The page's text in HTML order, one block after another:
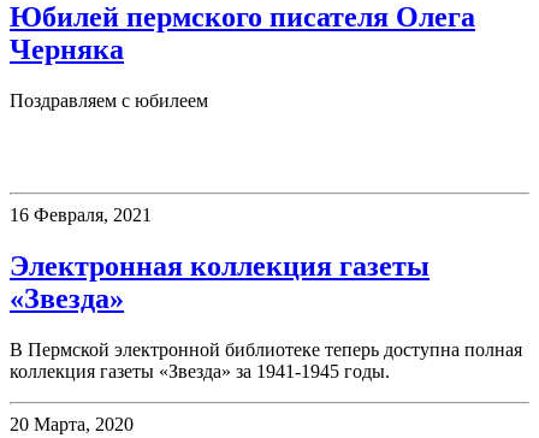
Юбилей пермского писателя Олега
Черняка
Поздравляем с юбилеем
16 Февраля, 2021
Электронная коллекция газеты
«Звезда»
В Пермской электронной библиотеке теперь доступна полная
коллекция газеты «Звезда» за 1941-1945 годы.
20 Марта, 2020